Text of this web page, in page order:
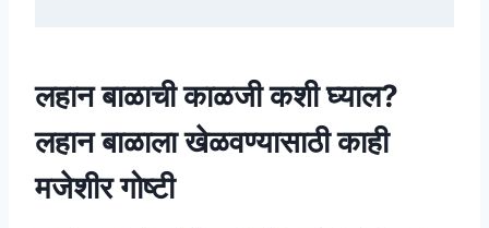
लहान बाळाची काळजी कशी घ्याल?
लहान बाळाला खेळवण्यासाठी काही
मजेशीर गोष्टी